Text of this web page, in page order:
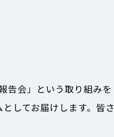
告会」という取り組みを
してお届けします。皆さ